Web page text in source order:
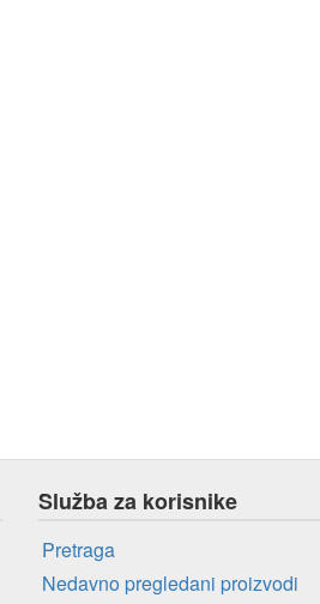
Služba za korisnike
Pretraga
Nedavno pregledani proizvodi